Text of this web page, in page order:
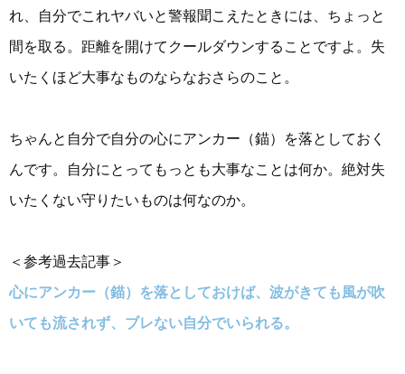
れ、自分でこれヤバいと警報聞こえたときには、ちょっと
間を取る。距離を開けてクールダウンすることですよ。失
いたくほど大事なものならなおさらのこと。
ちゃんと自分で自分の心にアンカー（錨）を落としておく
んです。自分にとってもっとも大事なことは何か。絶対失
いたくない守りたいものは何なのか。
＜参考過去記事＞
心にアンカー（錨）を落としておけば、波がきても風が吹
いても流されず、ブレない自分でいられる。